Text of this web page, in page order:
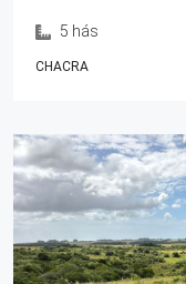
5 hás
CHACRA